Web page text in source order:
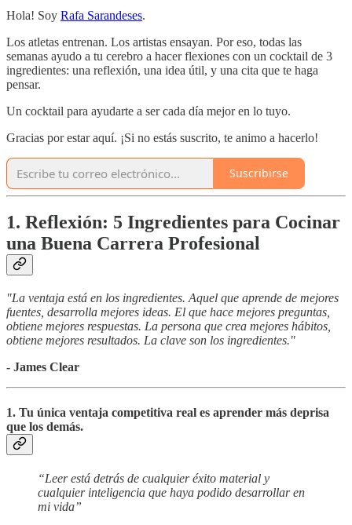
Hola! Soy Rafa Sarandeses.
Los atletas entrenan. Los artistas ensayan. Por eso, todas las
semanas ayudo a tu cerebro a hacer flexiones con un cocktail de 3
ingredientes: una reflexión, una idea útil, y una cita que te haga
pensar.
Un cocktail para ayudarte a ser cada día mejor en lo tuyo.
Gracias por estar aquí. ¡Si no estás suscrito, te animo a hacerlo!
Suscribirse
1. Reflexión: 5 Ingredientes para Cocinar
una Buena Carrera Profesional
"La ventaja está en los ingredientes. Aquel que aprende de mejores
fuentes, desarrolla mejores ideas. El que hace mejores preguntas,
obtiene mejores respuestas. La persona que crea mejores hábitos,
obtiene mejores resultados. La clave son los ingredientes."
- James Clear
1. Tu única ventaja competitiva real es aprender más deprisa
que los demás.
“Leer está detrás de cualquier éxito material y
cualquier inteligencia que haya podido desarrollar en
mi vida”